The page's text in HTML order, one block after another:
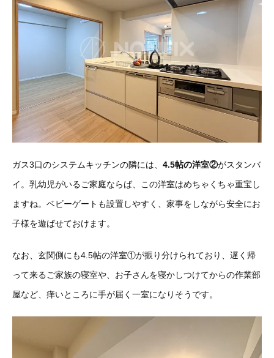
ガス3口のシステムキッチンの隣には、 4.5帖の洋室②がスタンバ
イ。乳幼児がいるご家庭ならば、この洋室はめちゃくちゃ重宝し
ますね。ベビーゲートも設置しやすく、家事をしながら安全にお
子様を遊ばせておけます。
なお、玄関側にも4.5帖の洋室①が振り分けられており、遅く帰
って来るご家族の寝室や、お子さんを寝かしつけてからの作業部
屋など、痒いところに手が届く一室になりそうです。